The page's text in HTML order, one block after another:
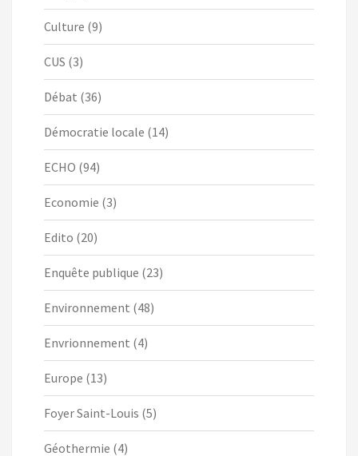
Culture (9)
CUS (3)
Débat (36)
Démocratie locale (14)
ECHO (94)
Economie (3)
Edito (20)
Enquête publique (23)
Environnement (48)
Envrionnement (4)
Europe (13)
Foyer Saint-Louis (5)
Géothermie (4)